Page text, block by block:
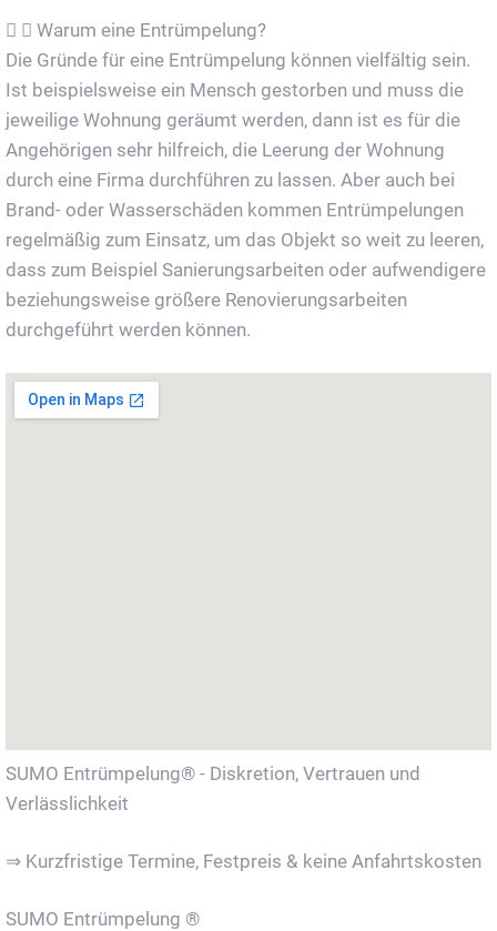
Warum eine Entrümpelung?
Die Gründe für eine Entrümpelung können vielfältig sein.
Ist beispielsweise ein Mensch gestorben und muss die
jeweilige Wohnung geräumt werden, dann ist es für die
Angehörigen sehr hilfreich, die Leerung der Wohnung
durch eine Firma durchführen zu lassen. Aber auch bei
Brand- oder Wasserschäden kommen Entrümpelungen
regelmäßig zum Einsatz, um das Objekt so weit zu leeren,
dass zum Beispiel Sanierungsarbeiten oder aufwendigere
beziehungsweise größere Renovierungsarbeiten
durchgeführt werden können.
SUMO Entrümpelung® - Diskretion, Vertrauen und
Verlässlichkeit
⇒ Kurzfristige Termine, Festpreis & keine Anfahrtskosten
SUMO Entrümpelung ®